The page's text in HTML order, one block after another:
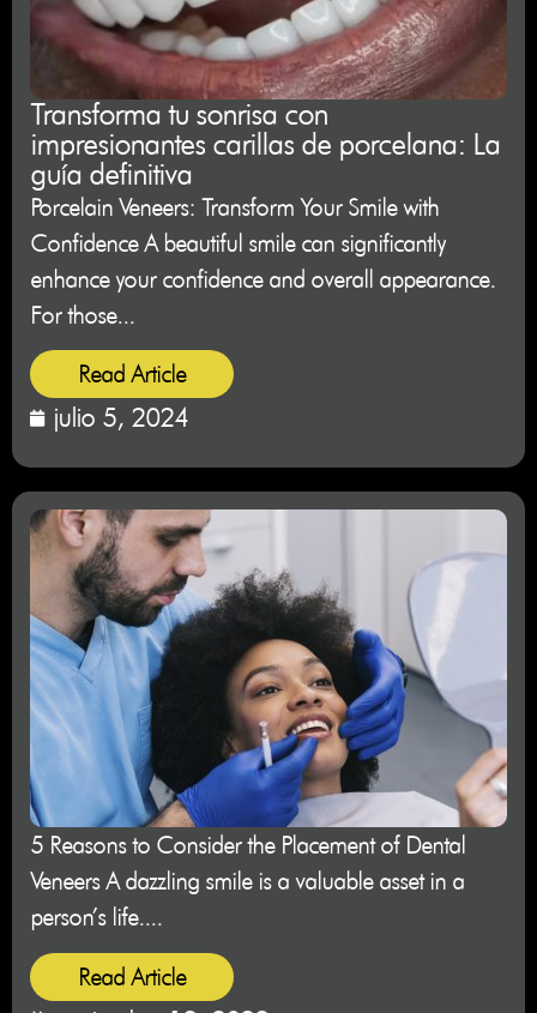
Transforma tu sonrisa con
impresionantes carillas de porcelana: La
guía definitiva
Porcelain Veneers: Transform Your Smile with
Confidence A beautiful smile can significantly
enhance your confidence and overall appearance.
For those...
Read Article
julio 5, 2024
5 Reasons to Consider the Placement of Dental
Veneers A dazzling smile is a valuable asset in a
person’s life....
Read Article